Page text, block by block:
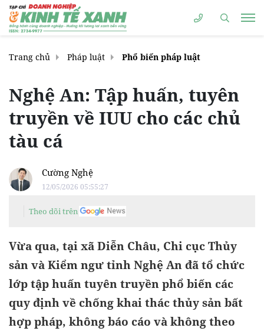
Trang chủ Pháp luật Phổ biến pháp luật
Nghệ An: Tập huấn, tuyên
truyền về IUU cho các chủ
tàu cá
Cường Nghệ
12/05/2026 05:55:27
Theo dõi trên
Vừa qua, tại xã Diễn Châu, Chi cục Thủy
sản và Kiểm ngư tỉnh Nghệ An đã tổ chức
lớp tập huấn tuyên truyền phổ biến các
quy định về chống khai thác thủy sản bất
hợp pháp, không báo cáo và không theo